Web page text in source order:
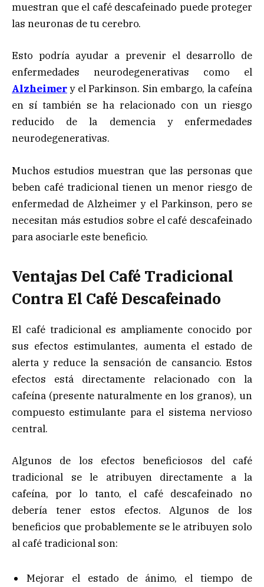
muestran que el café descafeinado puede proteger
las neuronas de tu cerebro.
Esto podría ayudar a prevenir el desarrollo de
enfermedades neurodegenerativas como el
Alzheimery el Parkinson. Sin embargo, la cafeína
en sí también se ha relacionado con un riesgo
reducido de la demencia y enfermedades
neurodegenerativas.
Muchos estudios muestran que las personas que
beben café tradicional tienen un menor riesgo de
enfermedad de Alzheimer y el Parkinson, pero se
necesitan más estudios sobre el café descafeinado
para asociarle este beneficio.
Ventajas Del Café Tradicional
Contra El Café Descafeinado
El café tradicional es ampliamente conocido por
sus efectos estimulantes, aumenta el estado de
alerta y reduce la sensación de cansancio. Estos
efectos está directamente relacionado con la
cafeína (presente naturalmente en los granos), un
compuesto estimulante para el sistema nervioso
central.
Algunos de los efectos beneficiosos del café
tradicional se le atribuyen directamente a la
cafeína, por lo tanto, el café descafeinado no
debería tener estos efectos. Algunos de los
beneficios que probablemente se le atribuyen solo
al café tradicional son:
Mejorar el estado de ánimo, el tiempo de